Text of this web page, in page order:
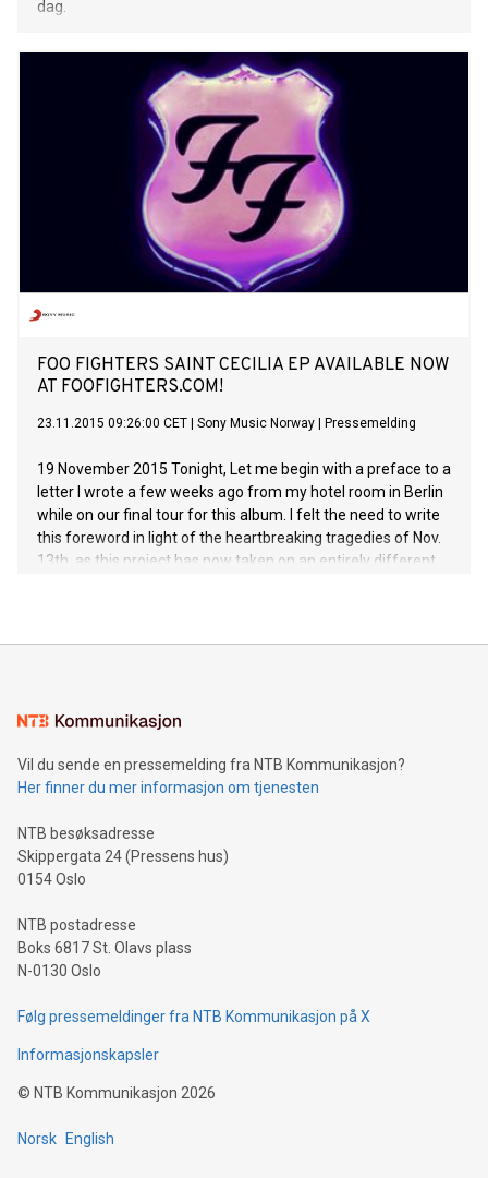
dag.
FOO FIGHTERS SAINT CECILIA EP AVAILABLE NOW
AT FOOFIGHTERS.COM!
23.11.2015 09:26:00 CET Sony Music Norway Pressemelding
19 November 2015 Tonight, Let me begin with a preface to a
letter I wrote a few weeks ago from my hotel room in Berlin
while on our final tour for this album. I felt the need to write
this foreword in light of the heartbreaking tragedies of Nov.
13th, as this project has now taken on an entirely different
smallest way, perhaps these songs can bring a little light into
and that hope and healing go hand in hand with song. That
much can never be taken away. To all who were affected by
out to you and your families. We
Vil du sende en pressemelding fra NTB Kommunikasjon?
Her finner du mer informasjon om tjenesten
NTB besøksadresse
Skippergata 24 (Pressens hus)
0154 Oslo
NTB postadresse
Boks 6817 St. Olavs plass
N-0130 Oslo
Følg pressemeldinger fra NTB Kommunikasjon på X
Informasjonskapsler
© NTB Kommunikasjon 2026
Norsk English